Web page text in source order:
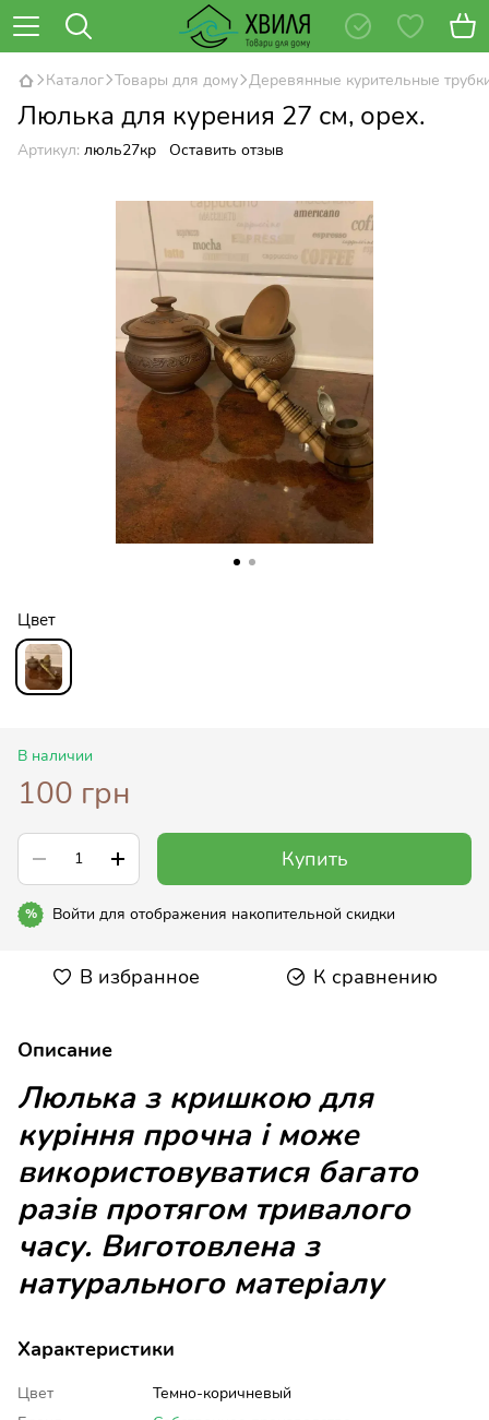
Каталог Товары для дому Деревянные курительные
Люлька для курения 27 см, орех.
Артикул: люль27кр Оставить отзыв
Цвет
В наличии
100 грн
Купить
% Войти для отображения накопительной скидки
В избранное К сравнению
Описание
Люлька з кришкою для
куріння прочна і може
використовуватися багато
разів протягом тривалого
часу. Виготовлена ​​з
натурального матеріалу
Характеристики
Цвет
Темно-коричневый